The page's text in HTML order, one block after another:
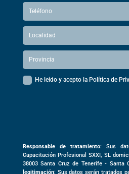
He leido y acepto la Política de
Responsable de tratamiento: Sus
Capacitación Profesional SXXI, SL
38003Santa Cruz de Tenerife - Santa
legitimación: Sus datos serán tratados